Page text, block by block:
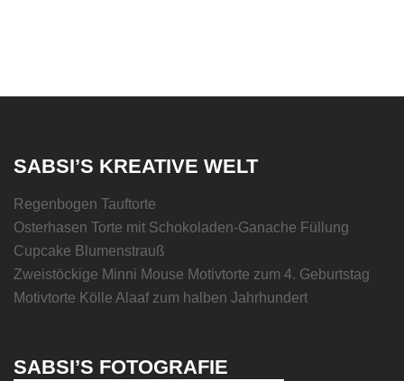
SABSI’S KREATIVE WELT
Regenbogen Tauftorte
Osterhasen Torte mit Schokoladen-Ganache Füllung
Cupcake Blumenstrauß
Zweistöckige Minni Mouse Motivtorte zum 4. Geburtstag
Motivtorte Kölle Alaaf zum halben Jahrhundert
SABSI’S FOTOGRAFIE